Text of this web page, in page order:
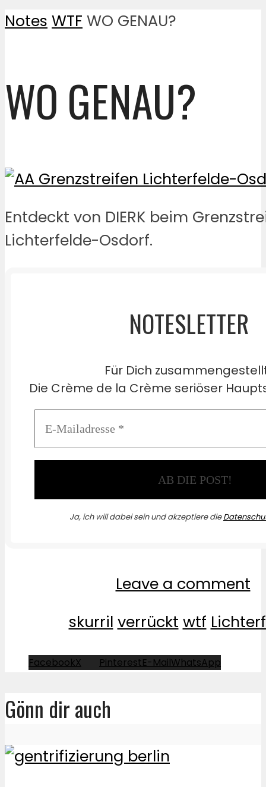
Notes WTF WO GENAU?
WO GENAU?
Entdeckt von DIERK beim
Lichterfelde-Osdorf.
NOTESLETTER
Für Dich
Die Crème de la Crème seriöser
Ja, ich will dabei sein und akzeptiere die
Leave a comment
skurril verrückt wtf
FacebookX PinterestE-MailWhatsApp
Gönn dir auch